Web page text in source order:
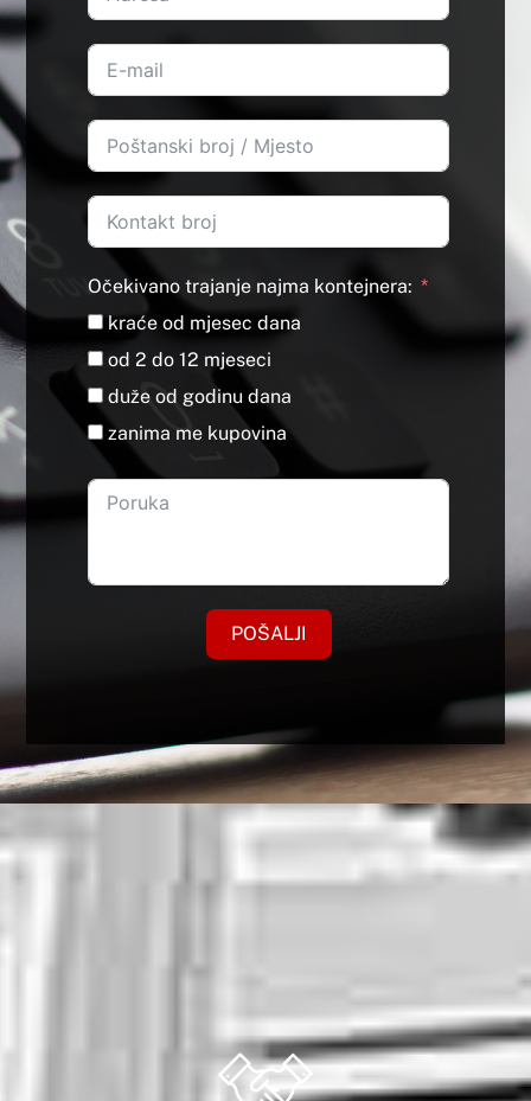
Očekivano trajanje najma kontejnera:
kraće od mjesec dana
od 2 do 12 mjeseci
duže od godinu dana
zanima me kupovina
POŠALJI